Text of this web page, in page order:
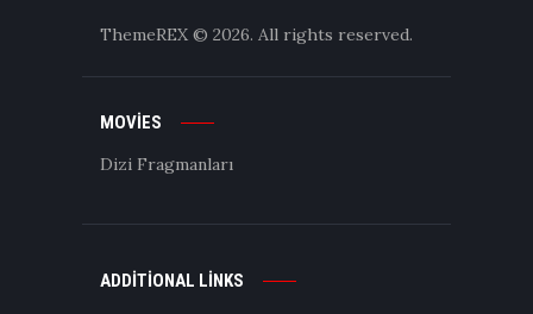
ThemeREX © 2026. All rights reserved.
MOVIES
Dizi Fragmanları
ADDITIONAL LINKS